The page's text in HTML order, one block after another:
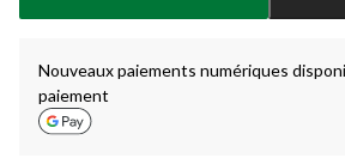
à
Nouveaux paiements numériques
paiement